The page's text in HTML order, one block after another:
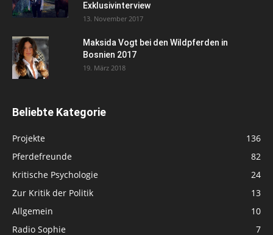
Exklusivinterview
13. November 2017
Maksida Vogt bei den Wildpferden in
Bosnien 2017
19. März 2018
Beliebte Kategorie
Projekte
136
Pferdefreunde
82
Kritische Psychologie
24
Zur Kritik der Politik
13
Allgemein
10
Radio Sophie
7